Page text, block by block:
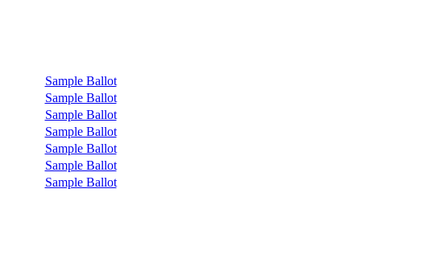
Sample Ballot
Sample Ballot
Sample Ballot
Sample Ballot
Sample Ballot
Sample Ballot
Sample Ballot